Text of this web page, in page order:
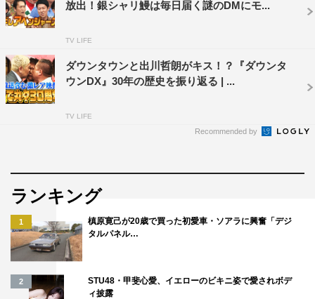
放出！銀シャリ鰻は毎日届く謎のDMにモ...
TV LIFE
ダウンタウンと出川哲朗がキス！？『ダウンタ
ウンDX』30年の歴史を振り返る | ...
TV LIFE
Recommended by
ランキング
1
槙原寛己が20歳で買った初愛車・ソアラに興奮「デジ
タルパネル…
2
STU48・甲斐心愛、イエローのビキニ姿で愛されボデ
ィ披露